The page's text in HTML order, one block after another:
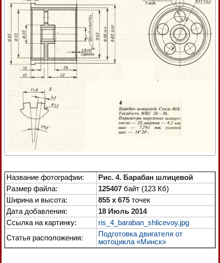
Название фотографии:
Рис. 4. Барабан шлицевой
Размер файла:
125407 байт (123 Кб)
Ширина и высота:
855 x 675 точек
Дата добавления:
18 Июль 2014
Ссылка на картинку:
ris_4_baraban_shlicevoy.jpg
Статья расположения:
Подготовка двигателя от
мотоцикла «Минск»